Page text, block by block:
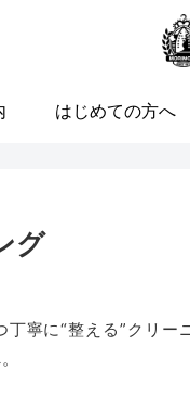
はじめての方へ
グ
寧に“整える”クリー